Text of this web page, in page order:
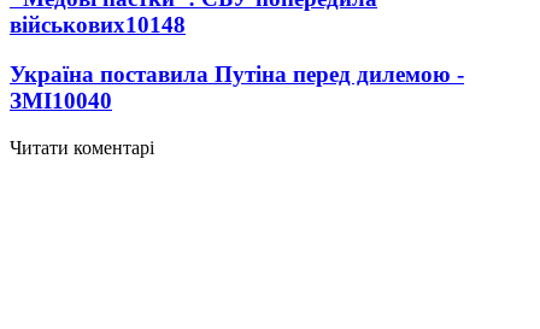
військових10148
Україна поставила Путіна перед дилемою -
ЗМІ10040
Читати коментарі